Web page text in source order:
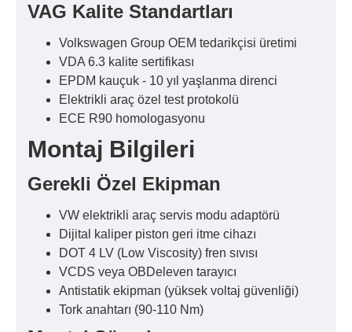
VAG Kalite Standartları
Volkswagen Group OEM tedarikçisi üretimi
VDA 6.3 kalite sertifikası
EPDM kauçuk - 10 yıl yaşlanma direnci
Elektrikli araç özel test protokolü
ECE R90 homologasyonu
Montaj Bilgileri
Gerekli Özel Ekipman
VW elektrikli araç servis modu adaptörü
Dijital kaliper piston geri itme cihazı
DOT 4 LV (Low Viscosity) fren sıvısı
VCDS veya OBDeleven tarayıcı
Antistatik ekipman (yüksek voltaj güvenliği)
Tork anahtarı (90-110 Nm)